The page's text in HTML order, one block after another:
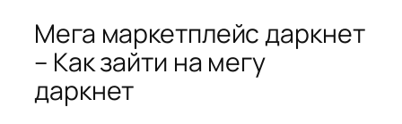
Мега маркетплейс даркнет
– Как зайти на мегу
даркнет